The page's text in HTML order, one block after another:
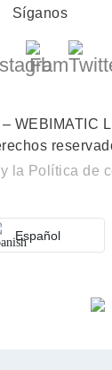
Síganos
WEBIMATIC
y la Política de
Español